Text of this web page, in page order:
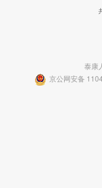
泰康
京公网安备